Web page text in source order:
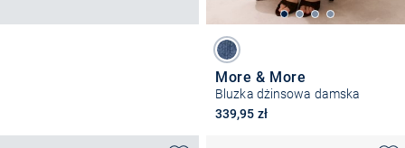
More & More
Bluzka dżinsowa damska
339,95 zł